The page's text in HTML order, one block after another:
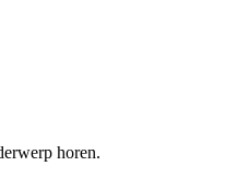
De uitleg gaat te snel
horen.